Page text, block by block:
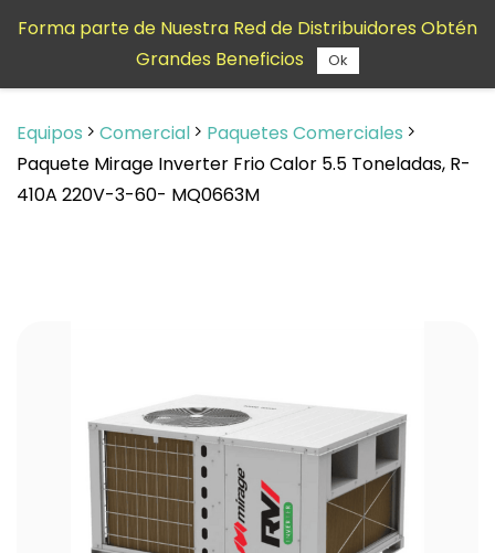
contenido
Equipos Comercial
Paquetes Comerciales
Paquete Mirage Inverter Frio Calor 5.5 Toneladas, R-
410A 220V-3-60- MQ0663M
Forma parte de Nuestra Red de Distribuidores Obtén
Grandes Beneficios
Ok